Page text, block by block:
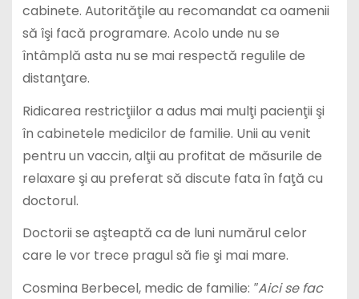
cabinete. Autorităţile au recomandat ca oamenii
să îşi facă programare. Acolo unde nu se
întâmplă asta nu se mai respectă regulile de
distanţare.
Ridicarea restricţiilor a adus mai mulţi pacienţii şi
în cabinetele medicilor de familie. Unii au venit
pentru un vaccin, alţii au profitat de măsurile de
relaxare şi au preferat să discute fata în faţă cu
doctorul.
Doctorii se aşteaptă ca de luni numărul celor
care le vor trece pragul să fie şi mai mare.
Cosmina Berbecel, medic de familie: ″Aici se fac